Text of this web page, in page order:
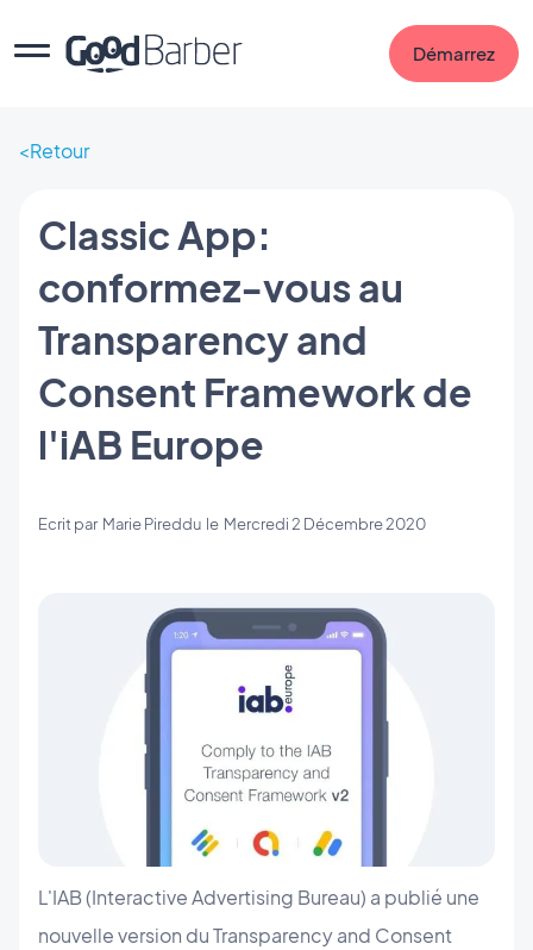
Démarrez
Retour
Classic App:
conformez-vous au
Transparency and
Consent Framework de
l'iAB Europe
Ecrit par Marie Pireddu le Mercredi 2 Décembre 2020
L'IAB (Interactive Advertising Bureau) a publié une
nouvelle version du Transparency and Consent